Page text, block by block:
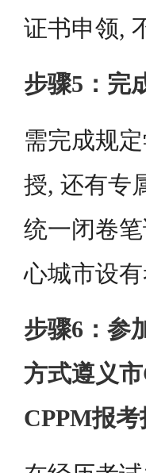
证书申领,
步骤5：完
需完成规
授, 还有专
统一闭卷
心城市设
步骤6：参
方式遵义
CPPM报